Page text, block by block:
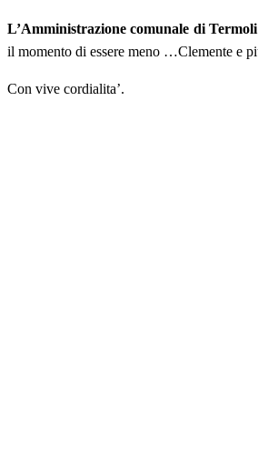
L’Amministrazione comunale di
il momento di essere meno …Clemente e
Con vive cordialita’.